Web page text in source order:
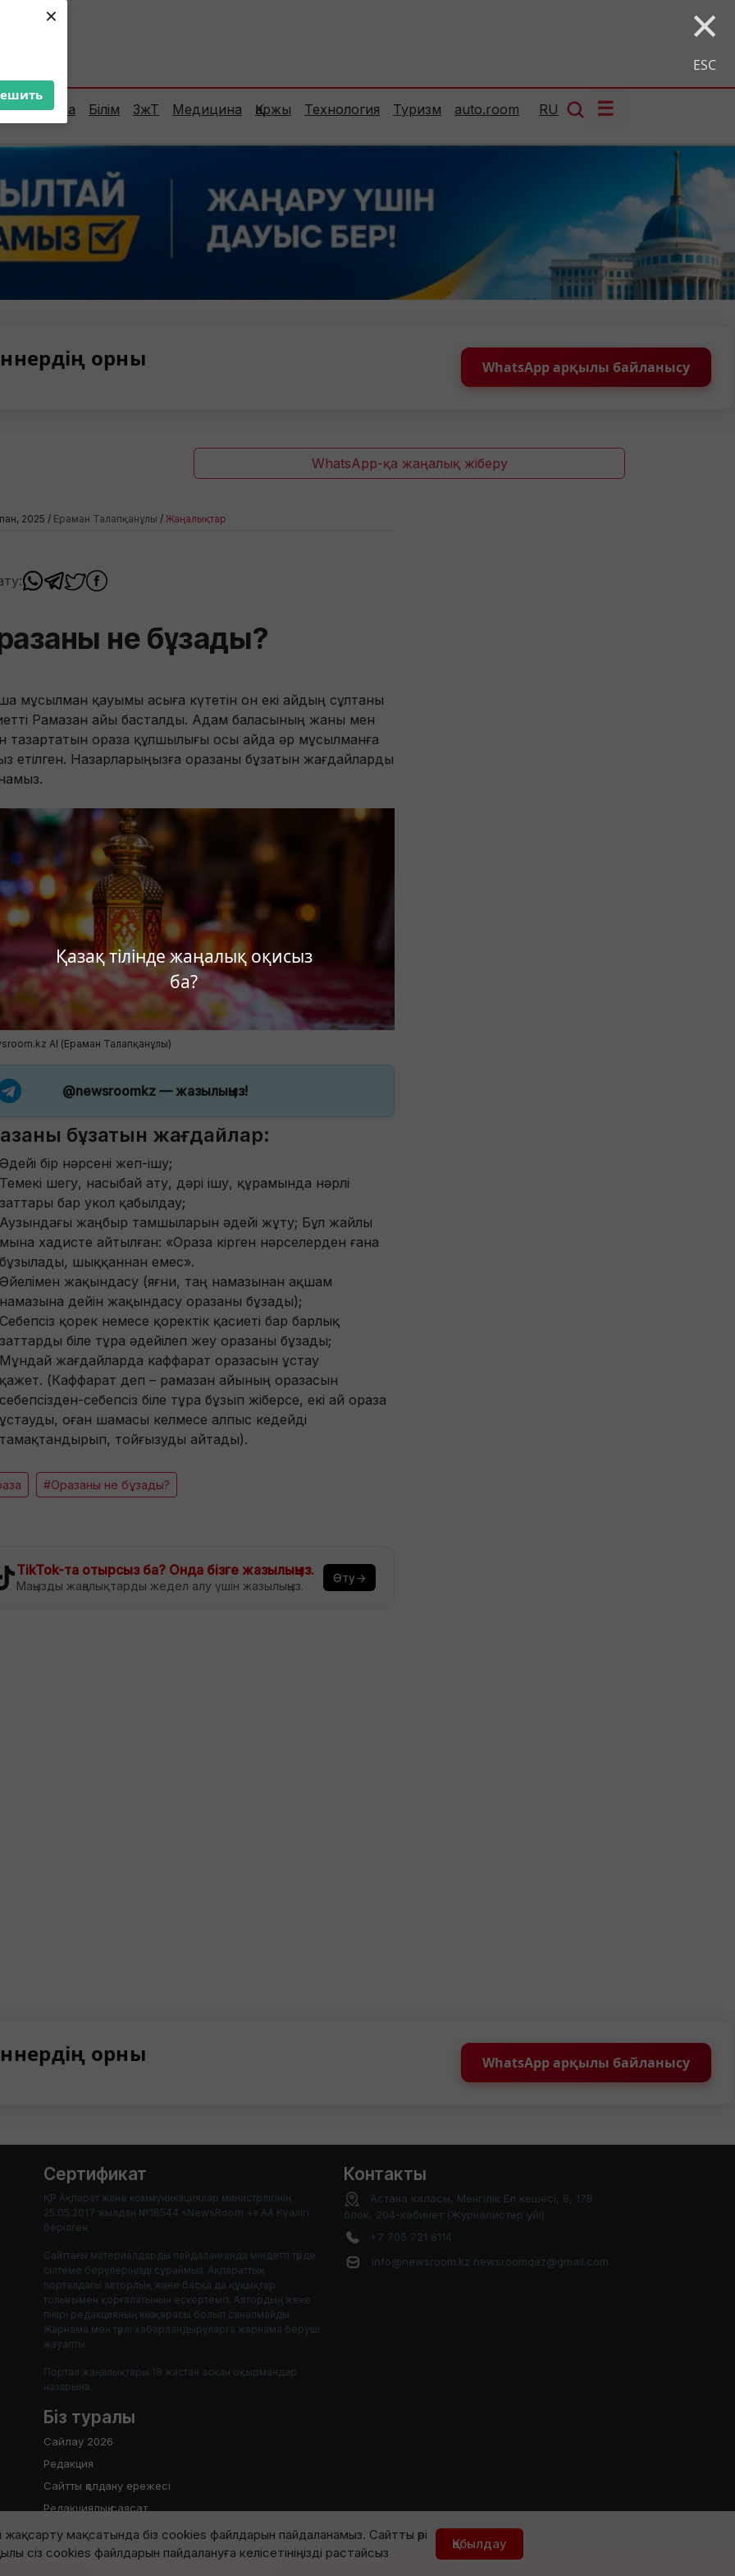
× ×
ESC
Қазақ тілінде жаңалық оқисыз
ба?
жақсарту мақсатында біз cookies файлдарын пайдаланамыз. Сайтты әрі
сіз cookies файлдарын пайдалануға келісетініңізді растайсыз
Қабылдау
Сараптама Білім ЗжТ Медицина Қаржы Технология Туризм auto.room RU ☰
орны WhatsApp арқылы байланысу
WhatsApp-қа жаңалық жіберу
2025 / Ераман Талапқанұлы / Жаңалықтар
не бұзады?
мұсылман қауымы асыға күтетін он екі айдың сұлтаны
Рамазан айы басталды. Адам баласының жаны мен
тазартатын ораза құлшылығы осы айда әр мұсылманға
етілген. Назарларыңызға оразаны бұзатын жағдайларды
AI (Ераман Талапқанұлы)
@newsroomkz— жазылыңыз!
бұзатын жағдайлар:
Әдейі бір нәрсені жеп-ішу;
Темекі шегу, насыбай ату, дәрі ішу, құрамында нәрлі
заттары бар укол қабылдау;
Аузындағы жаңбыр тамшыларын әдейі жұту; Бұл жайлы
мына хадисте айтылған: «Ораза кірген нәрселерден ғана
бұзылады, шыққаннан емес».
Әйелімен жақындасу (яғни, таң намазынан ақшам
намазына дейін жақындасу оразаны бұзады);
Cебепсіз қорек немесе қоректік қасиеті бар барлық
заттарды біле тұра әдейілеп жеу оразаны бұзады;
Мұндай жағдайларда каффарат оразасын ұстау
қажет. (Каффарат деп – рамазан айының оразасын
себепсізден-себепсіз біле тұра бұзып жіберсе, екі ай ораза
ұстауды, оған шамасы келмесе алпыс кедейді
тамақтандырып, тойғызуды айтады).
#Оразаны не бұзады?
TikTok-та отырсыз ба? Онда бізге жазылыңыз.
Маңызды жаңалықтарды жедел алу үшін жазылыңыз.
Өту→
орны WhatsApp арқылы байланысу
Сертификат
ҚР Ақпарат және коммуникациялар министрлігінің
25.05.2017 жылдан №16544 «NewsRoom +» АА Куәлігі
берілген.
Сайттағы материалдарды пайдаланғанда міндетті түрде
сілтеме берулеріңізді сұраймыз. Ақпараттық
порталдағы авторлық және басқа да құқықтар
толығымен қорғалатынын ескертеміз. Автордың жеке
пікірі редакцияның көзқарасы болып саналмайды.
Жарнама мен түрлі хабарландыруларға жарнама беруші
жауапты.
Портал жаңалықтары 18 жастан асқан оқырмандар
назарына.
Контакты
Астана каласы, Менгілік Ел кешесі, 8, 17В
блок, 204-кабинет (Журналистер уйі)
+7 705 721 8114
info@newsroom.kz newsroomqaz@gmail.com
Біз туралы
Сайлау 2026
Редакция
Сайтты қолдану ережесі
Редакциялық саясат
2017-2026 © Барлық құқық қорғалған